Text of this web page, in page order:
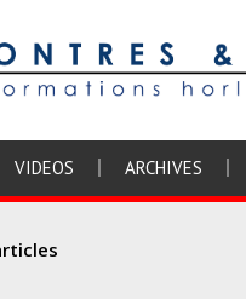
VIDEOS ARCHIVES